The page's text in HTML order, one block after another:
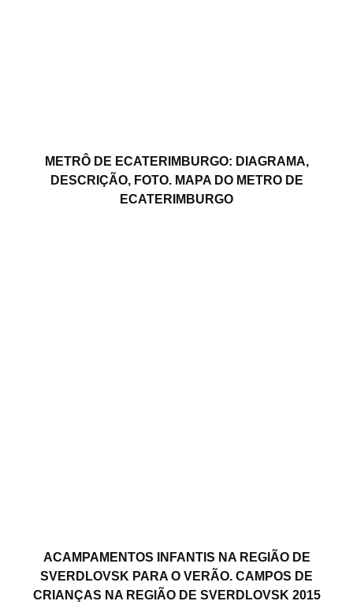
METRÔ DE ECATERIMBURGO: DIAGRAMA,
DESCRIÇÃO, FOTO. MAPA DO METRO DE
ECATERIMBURGO
ACAMPAMENTOS INFANTIS NA REGIÃO DE
SVERDLOVSK PARA O VERÃO. CAMPOS DE
CRIANÇAS NA REGIÃO DE SVERDLOVSK 2015